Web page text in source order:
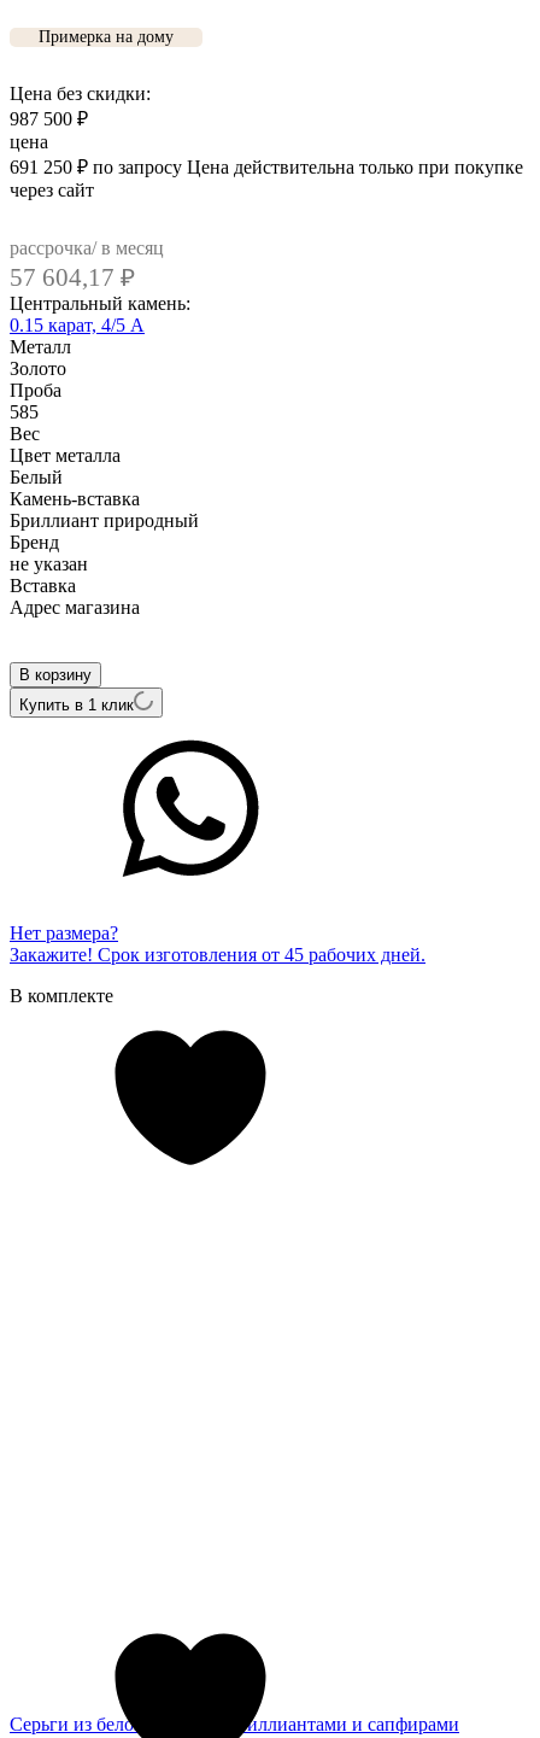
Примерка на дому
Цена без скидки:
987 500 ₽
цена
691 250 ₽ по запросу Цена действительна только при покупке
через сайт
рассрочка/ в месяц
57 604,17 ₽
Центральный камень:
0.15 карат, 4/5 А
Металл
Золото
Проба
585
Вес
Цвет металла
Белый
Камень-вставка
Бриллиант природный
Бренд
не указан
Вcтавка
Адрес магазина
В корзину
Купить в 1 клик
Нет размера?
Закажите! Срок изготовления от 45 рабочих дней.
В комплекте
Серьги из белого золота с бриллиантами и сапфирами